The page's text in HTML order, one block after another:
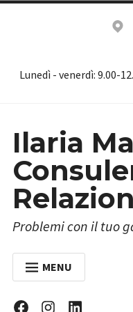
Lunedì - venerdì: 9.00-
Ilaria
Problemi con il tuo
MENU
FacebookInstagram
Linkedin